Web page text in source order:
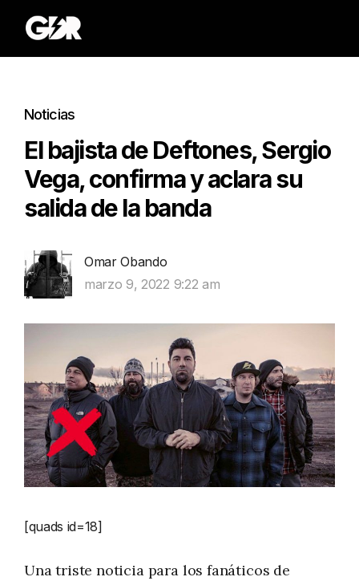
Noticias
El bajista de Deftones, Sergio
Vega, confirma y aclara su
salida de la banda
Omar Obando
marzo 9, 2022 9:22 am
[quads id=18]
Una triste noticia para los fanáticos de